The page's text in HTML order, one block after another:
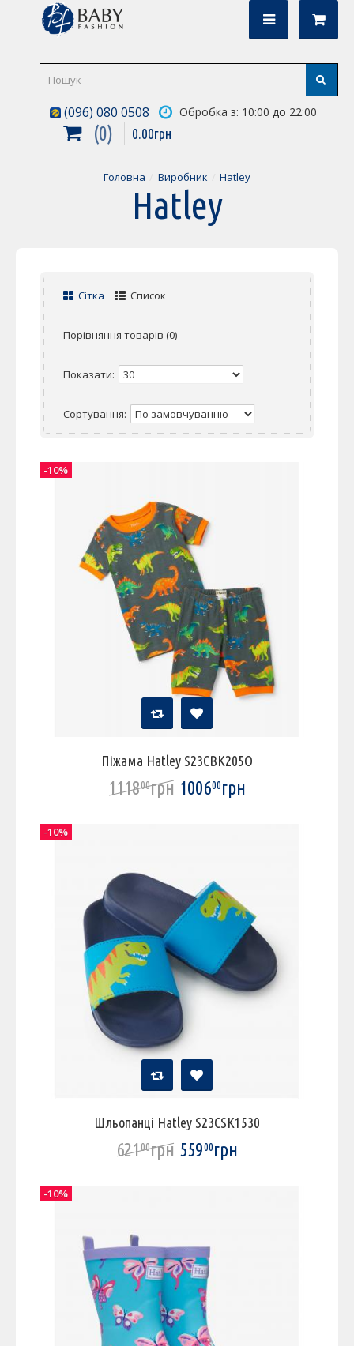
(096) 080 0508 Обробка з: 10:00 до 22:00
0 0.00грн
Головна Виробник Hatley
Hatley
Сітка Список
Порівняння товарів (0)
Показати:
Сортування:
Піжама Hatley S23CBK205O
111800грн 100600грн
-10%
Шльопанці Hatley S23CSK1530
62100грн 55900грн
-10%
-10%